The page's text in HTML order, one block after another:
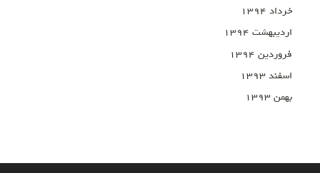
خرداد ۱۳۹۴
اردیبهشت ۱۳۹۴
فروردین ۱۳۹۴
اسفند ۱۳۹۳
بهمن ۱۳۹۳